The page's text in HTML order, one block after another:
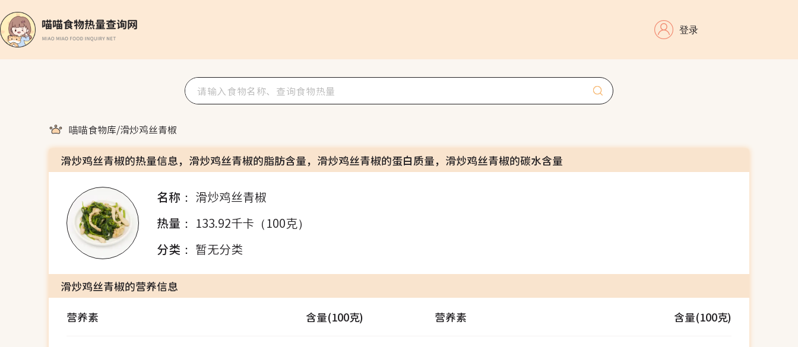
登录
喵喵食物库/滑炒鸡丝青椒
滑炒鸡丝青椒的热量信息，滑炒鸡丝青椒的脂肪含量，滑炒鸡丝青椒的蛋白质量，滑炒鸡丝青椒的碳水含量
名称： 滑炒鸡丝青椒
热量： 133.92千卡（100克）
分类： 暂无分类
滑炒鸡丝青椒的营养信息
营养素
含量(100克) 营养素 含量(100克)